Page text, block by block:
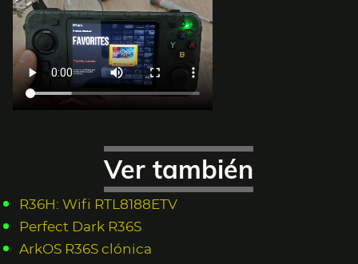
Ver también
R36H: Wifi RTL8188ETV
Perfect Dark R36S
ArkOS R36S clónica